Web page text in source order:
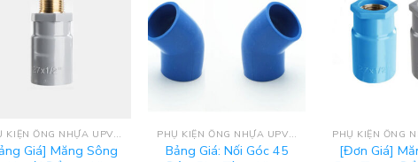
PHỤ KIỆN ỐNG NHỰA UPVC DEKKO
Giá] Măng Sông
PHỤ KIỆN ỐNG NHỰA UPVC DEKKO
Bảng Giá: Nối Góc 45
[Đơn Giá]